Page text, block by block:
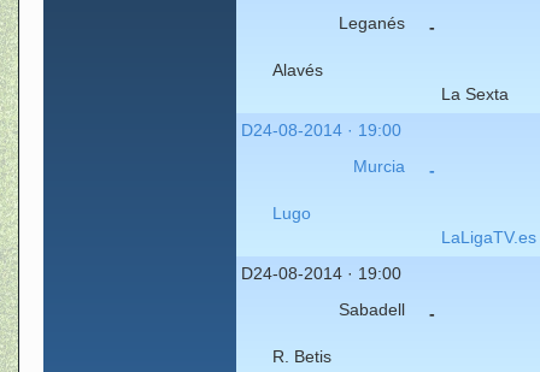
Leganés
-
Alavés
La Sexta
D24-08-2014 · 19:00
Murcia
-
Lugo
LaLigaTV.es
D24-08-2014 · 19:00
Sabadell
-
R. Betis